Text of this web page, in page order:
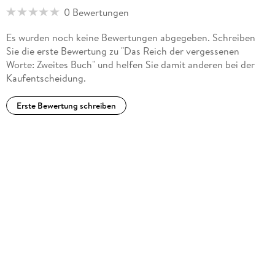
0 Bewertungen
Es wurden noch keine Bewertungen abgegeben. Schreiben
Sie die erste Bewertung zu "Das Reich der vergessenen
Worte: Zweites Buch" und helfen Sie damit anderen bei der
Kaufentscheidung.
Erste Bewertung schreiben